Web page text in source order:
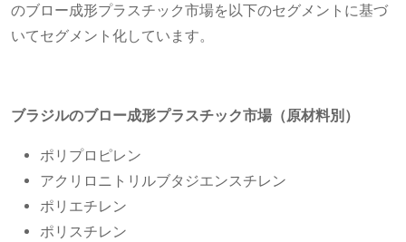
のブロー成形プラスチック市場を以下のセグメントに基づ
いてセグメント化しています。
ブラジルのブロー成形プラスチック市場（原材料別）
ポリプロピレン
アクリロニトリルブタジエンスチレン
ポリエチレン
ポリスチレン